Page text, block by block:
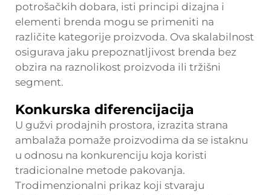
potrošačkih dobara, isti principi dizajna i
elementi brenda mogu se primeniti na
različite kategorije proizvoda. Ova skalabilnost
osigurava jaku prepoznatljivost brenda bez
obzira na raznolikost proizvoda ili tržišni
segment.
Konkurska diferencijacija
U gužvi prodajnih prostora, izrazita strana
ambalaža pomaže proizvodima da se istaknu
u odnosu na konkurenciju koja koristi
tradicionalne metode pakovanja.
Trodimenzionalni prikaz koji stvaraju